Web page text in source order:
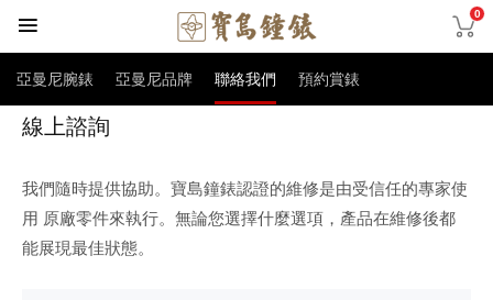
0
亞曼尼腕錶 亞曼尼品牌 聯絡我們 預約賞錶
線上諮詢
我們隨時提供協助。寶島鐘錶認證的維修是由受信任的專家使
用 原廠零件來執行。無論您選擇什麼選項，產品在維修後都
能展現最佳狀態。